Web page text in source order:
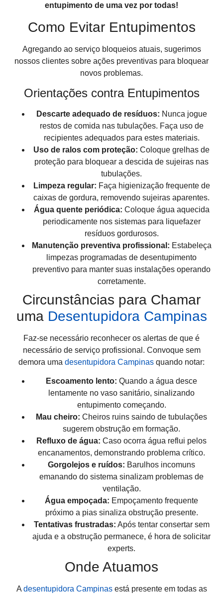
entupimento de uma vez por todas!
Como Evitar Entupimentos
Agregando ao serviço bloqueios atuais, sugerimos
nossos clientes sobre ações preventivas para bloquear
novos problemas.
Orientações contra Entupimentos
Descarte adequado de resíduos: Nunca jogue
restos de comida nas tubulações. Faça uso de
recipientes adequados para estes materiais.
Uso de ralos com proteção: Coloque grelhas de
proteção para bloquear a descida de sujeiras nas
tubulações.
Limpeza regular: Faça higienização frequente de
caixas de gordura, removendo sujeiras aparentes.
Água quente periódica: Coloque água aquecida
periodicamente nos sistemas para liquefazer
resíduos gordurosos.
Manutenção preventiva profissional: Estabeleça
limpezas programadas de desentupimento
preventivo para manter suas instalações operando
corretamente.
Circunstâncias para Chamar
uma Desentupidora Campinas
Faz-se necessário reconhecer os alertas de que é
necessário de serviço profissional. Convoque sem
demora uma desentupidora Campinas quando notar:
Escoamento lento: Quando a água desce
lentamente no vaso sanitário, sinalizando
entupimento começando.
Mau cheiro: Cheiros ruins saindo de tubulações
sugerem obstrução em formação.
Refluxo de água: Caso ocorra água reflui pelos
encanamentos, demonstrando problema crítico.
Gorgolejos e ruídos: Barulhos incomuns
emanando do sistema sinalizam problemas de
ventilação.
Água empoçada: Empoçamento frequente
próximo a pias sinaliza obstrução presente.
Tentativas frustradas: Após tentar consertar sem
ajuda e a obstrução permanece, é hora de solicitar
experts.
Onde Atuamos
Adesentupidora Campinasestá presente em todas as